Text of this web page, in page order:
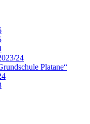
24
Platane“